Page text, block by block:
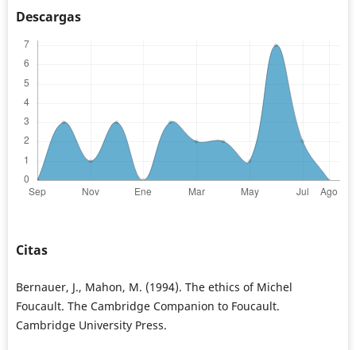
Descargas
Citas
Bernauer, J., Mahon, M. (1994). The ethics of Michel
Foucault. The Cambridge Companion to Foucault.
Cambridge University Press.